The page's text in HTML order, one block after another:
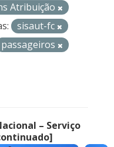
Atribuição
sisaut-fc
passageiros
– Serviço